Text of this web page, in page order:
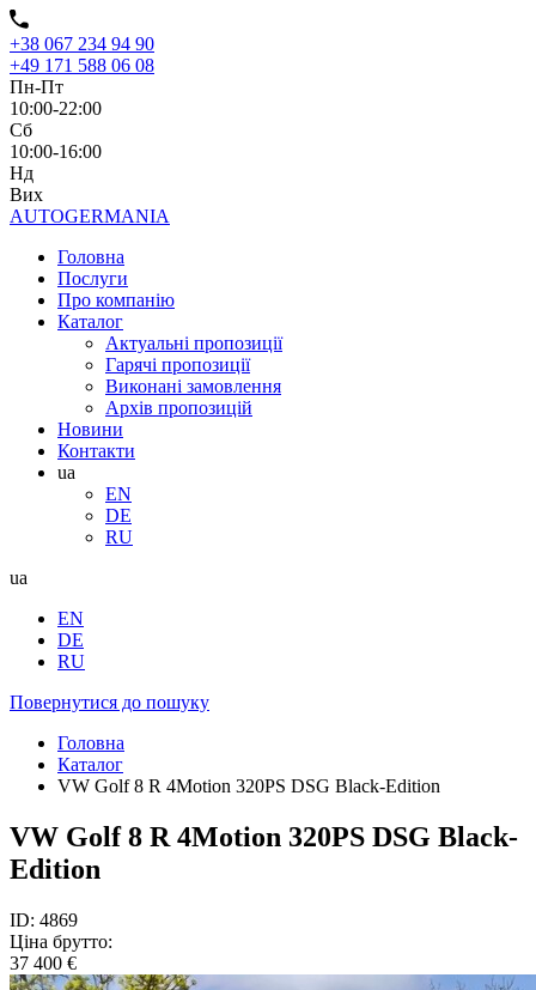
+38 067 234 94 90
+49 171 588 06 08
Пн-Пт
10:00-22:00
Сб
10:00-16:00
Нд
Вих
AUTOGERMANIA
Головна
Послуги
Про компанію
Каталог
Актуальні пропозиції
Гарячі пропозиції
Виконані замовлення
Архів пропозицій
Новини
Контакти
ua
EN
DE
RU
ua
EN
DE
RU
Повернутися до пошуку
Головна
Каталог
VW Golf 8 R 4Motion 320PS DSG Black-Edition
VW Golf 8 R 4Motion 320PS DSG Black-
Edition
ID: 4869
Ціна брутто:
37 400 €